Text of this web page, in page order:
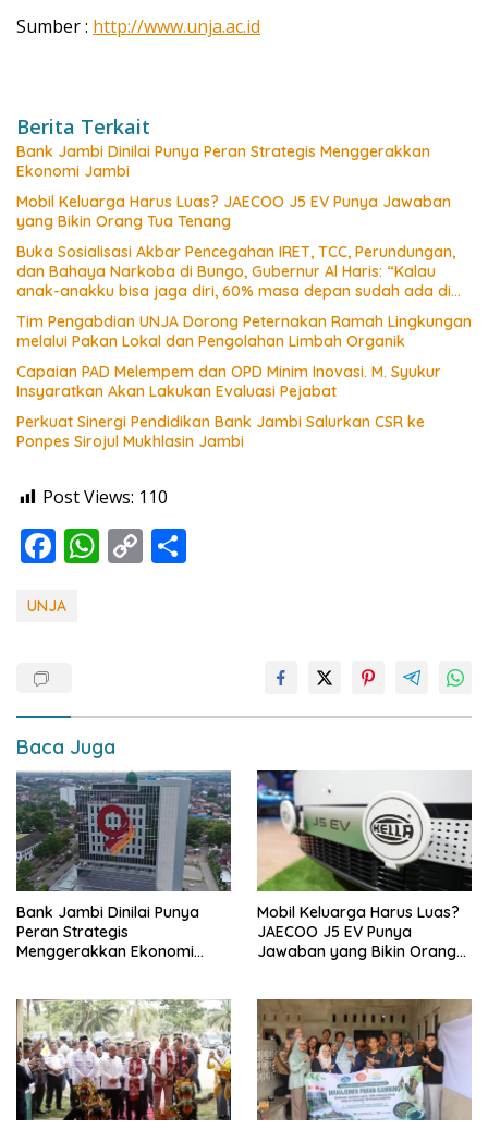
Sumber : http://www.unja.ac.id
Berita Terkait
Bank Jambi Dinilai Punya Peran Strategis Menggerakkan
Ekonomi Jambi
Mobil Keluarga Harus Luas? JAECOO J5 EV Punya Jawaban
yang Bikin Orang Tua Tenang
Buka Sosialisasi Akbar Pencegahan IRET, TCC, Perundungan,
dan Bahaya Narkoba di Bungo, Gubernur Al Haris: “Kalau
anak-anakku bisa jaga diri, 60% masa depan sudah ada di
Tim Pengabdian UNJA Dorong Peternakan Ramah Lingkungan
melalui Pakan Lokal dan Pengolahan Limbah Organik
Capaian PAD Melempem dan OPD Minim Inovasi. M. Syukur
Insyaratkan Akan Lakukan Evaluasi Pejabat
Perkuat Sinergi Pendidikan Bank Jambi Salurkan CSR ke
Ponpes Sirojul Mukhlasin Jambi
Post Views: 110
F
e
o
k
W
p
p
C
n
UNJA
Baca Juga
Bank Jambi Dinilai Punya
Peran Strategis
Menggerakkan Ekonomi
Mobil Keluarga Harus Luas?
JAECOO J5 EV Punya
Jawaban yang Bikin Orang